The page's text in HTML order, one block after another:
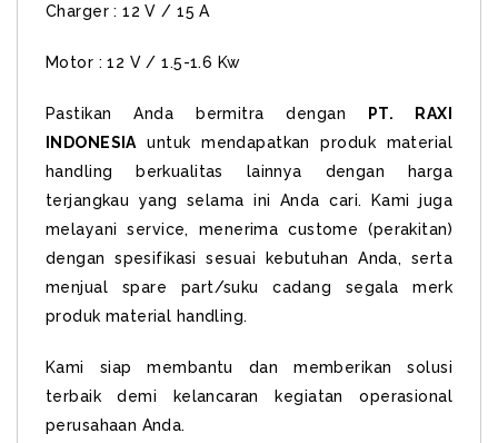
Charger : 12 V / 15 A
Motor : 12 V / 1.5-1.6 Kw
Pastikan Anda bermitra dengan PT. RAXI
INDONESIA untuk mendapatkan produk material
handling berkualitas lainnya dengan harga
terjangkau yang selama ini Anda cari. Kami juga
melayani service, menerima custome (perakitan)
dengan spesifikasi sesuai kebutuhan Anda, serta
menjual spare part/suku cadang segala merk
produk material handling.
Kami siap membantu dan memberikan solusi
terbaik demi kelancaran kegiatan operasional
perusahaan Anda.